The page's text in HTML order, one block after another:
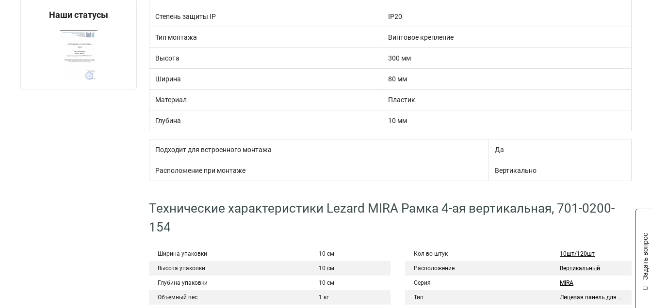
Наши статусы Степень защиты IP IP20
Тип монтажа Винтовое крепление
Высота 300 мм
Ширина 80 мм
Материал Пластик
Глубина 10 мм
Подходит для встроенного монтажа Да
Расположение при монтаже Вертикально
Технические характеристики Lezard MIRA Рамка 4-ая вертикальная, 701-0200-
154
Ширина упаковки 10 см
Высота упаковки 10 см
Глубина упаковки 10 см
Объемный вес 1 кг
Кол-во штук 10шт/120шт
Расположение Вертикальный
Серия MIRA
Тип Лицевая панель для розетки/выключателя
Задать вопрос